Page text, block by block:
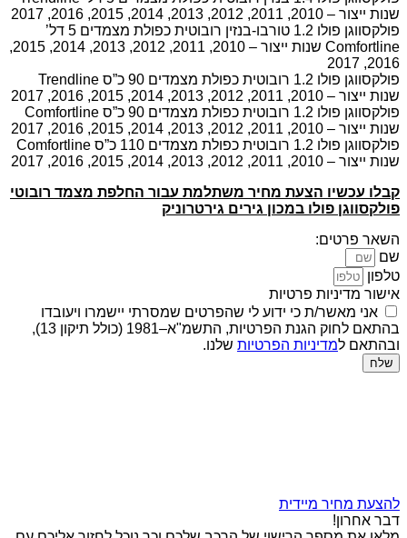
שנות ייצור – 2010, 2011, 2012, 2013, 2014, 2015, 2016, 2017
פולקסווגן פולו 1.2 טורבו-בנזין רובוטית כפולת מצמדים 5 דל’
Comfortline שנות ייצור – 2010, 2011, 2012, 2013, 2014, 2015,
2016, 2017
פולקסווגן פולו 1.2 רובוטית כפולת מצמדים 90 כ”ס Trendline
שנות ייצור – 2010, 2011, 2012, 2013, 2014, 2015, 2016, 2017
פולקסווגן פולו 1.2 רובוטית כפולת מצמדים 90 כ”ס Comfortline
שנות ייצור – 2010, 2011, 2012, 2013, 2014, 2015, 2016, 2017
פולקסווגן פולו 1.2 רובוטית כפולת מצמדים 110 כ”ס Comfortline
שנות ייצור – 2010, 2011, 2012, 2013, 2014, 2015, 2016, 2017
קבלו עכשיו הצעת מחיר משתלמת עבור החלפת מצמד רובוטי
פולקסווגן פולו במכון גירים גירטרוניק
השאר פרטים:
שם
טלפון
אישור מדיניות פרטיות
אני מאשר/ת כי ידוע לי שהפרטים שמסרתי יישמרו ויעובדו
בהתאם לחוק הגנת הפרטיות, התשמ"א–1981 (כולל תיקון 13),
ובהתאם למדיניות הפרטיות שלנו.
שלח
להצעת מחיר מיידית
דבר אחרון!